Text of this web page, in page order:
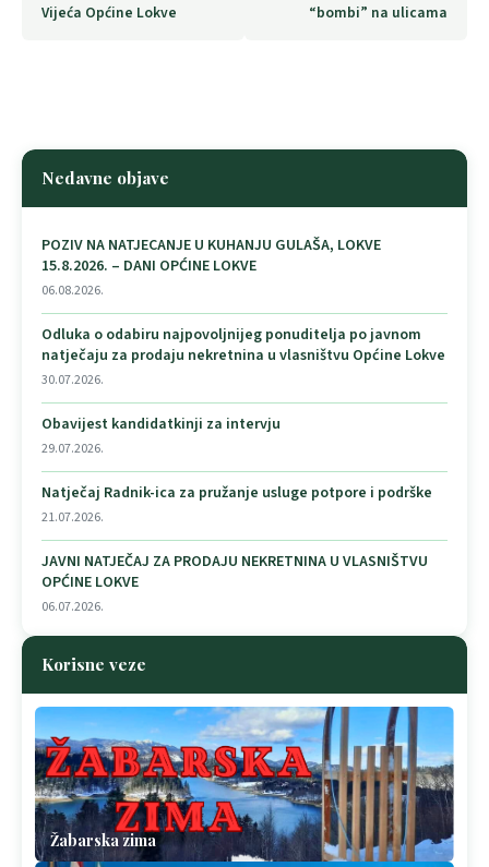
Vijeća Općine Lokve
“bombi” na ulicama
Nedavne objave
POZIV NA NATJECANJE U KUHANJU GULAŠA, LOKVE
15.8.2026. – DANI OPĆINE LOKVE
06.08.2026.
Odluka o odabiru najpovoljnijeg ponuditelja po javnom
natječaju za prodaju nekretnina u vlasništvu Općine Lokve
30.07.2026.
Obavijest kandidatkinji za intervju
29.07.2026.
Natječaj Radnik-ica za pružanje usluge potpore i podrške
21.07.2026.
JAVNI NATJEČAJ ZA PRODAJU NEKRETNINA U VLASNIŠTVU
OPĆINE LOKVE
06.07.2026.
Korisne veze
Žabarska zima